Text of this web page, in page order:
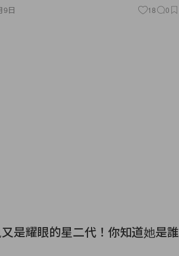
9日 18 0
是耀眼的星二代！你知道她是誰